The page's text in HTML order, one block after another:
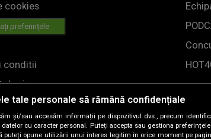
cookies
preferințele
conditii
tale personale să rămână confidențiale
și/sau accesăm informații pe dispozitivul dvs., precum
cu caracter personal. Puteți accepta sau gestiona
puteți opune utilizării unui interes legitim în orice moment pe